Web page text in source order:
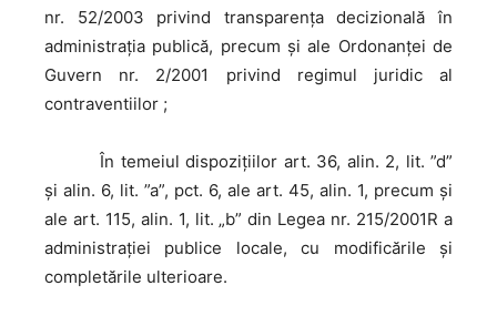
nr. 52/2003 privind transparența decizională în
administrația publică, precum și ale Ordonanței de
Guvern nr. 2/2001 privind regimul juridic al
contraventiilor ;
În temeiul dispoziţiilor art. 36, alin. 2, lit. ”d”
şi alin. 6, lit. ”a”, pct. 6, ale art. 45, alin. 1, precum şi
ale art. 115, alin. 1, lit. „b” din Legea nr. 215/2001R a
administraţiei publice locale, cu modificările şi
completările ulterioare.